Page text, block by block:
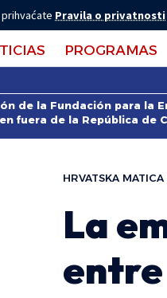
Pravila o privatnosti
PROGRAMAS
de la Fundación para la
fuera de la República de
HRVATSKA
La
entre